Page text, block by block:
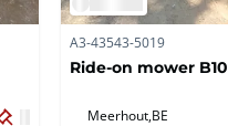
A3-43543-5019
Ride-on mower B10
Meerhout,BE